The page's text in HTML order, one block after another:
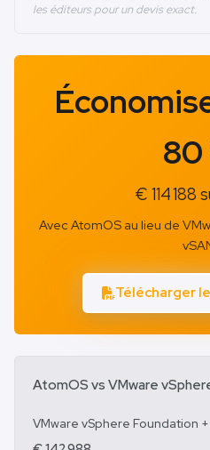
les éditeurs pour un devis exact.
80
€ 114 188
Avec AtomOS au lieu de
Télécharger
AtomOS vs VMware
VMware vSphere Foundation +